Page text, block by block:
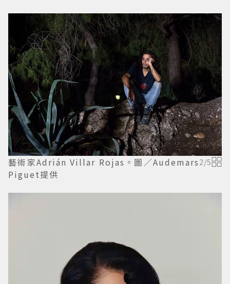
藝術家Adrián Villar Rojas。圖／Audemars
Piguet提供
2/5